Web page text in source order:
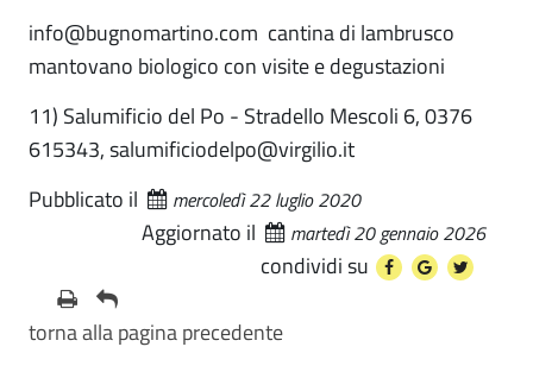
info@bugnomartino.com cantina di lambrusco
mantovano biologico con visite e degustazioni
11) Salumificio del Po - Stradello Mescoli 6, 0376
615343, salumificiodelpo@virgilio.it
Pubblicato il
mercoledì 22 luglio 2020
Aggiornato il martedì 20 gennaio 2026
condividi su
torna alla pagina precedente